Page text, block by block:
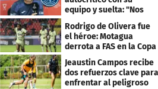
equipo y suelta: "Nos
costó muchísimo..."
Rodrigo de Olivera fue
el héroe: Motagua
derrota a FAS en la Copa
Centroamericana
Jeaustin Campos recibe
dos refuerzos clave para
enfrentar al peligroso